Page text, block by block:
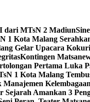
dari MTsN 2 Madiun
1 Kota Malang
Gelar Upacara
Kontingen
Pertama Luka
1 Kota Malang
Kelembagaan
Amankan 3